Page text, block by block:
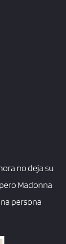
no deja su
Madonna
persona